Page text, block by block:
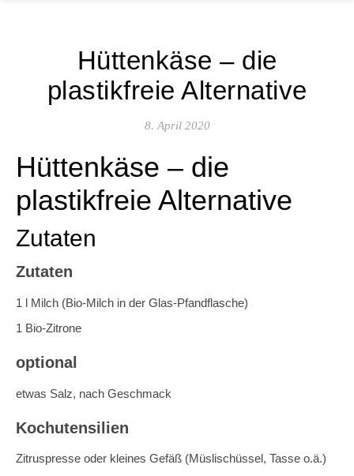
Hüttenkäse – die
plastikfreie Alternative
8. April 2020
Hüttenkäse – die
plastikfreie Alternative
Zutaten
Zutaten
1 l Milch (Bio-Milch in der Glas-Pfandflasche)
1 Bio-Zitrone
optional
etwas Salz, nach Geschmack
Kochutensilien
Zitruspresse oder kleines Gefäß (Müslischüssel, Tasse o.ä.)